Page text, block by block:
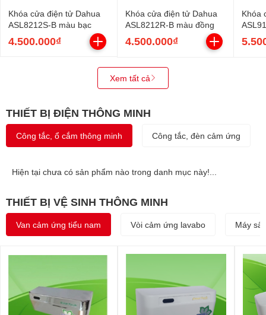
Khóa cửa điện tử Dahua
ASL8212S-B màu bạc
4.500.000₫
Khóa cửa điện tử Dahua
ASL8212R-B màu đồng
4.500.000₫
Khóa
Xem tất cả
THIẾT BỊ ĐIỆN THÔNG MINH
Công tắc, ổ cắm thông minh Công tắc, đèn cảm ứng
Hiện tại chưa có sản phẩm nào trong danh mục này!...
THIẾT BỊ VỆ SINH THÔNG MINH
Van cảm ứng tiểu nam Vòi cảm ứng lavabo Máy